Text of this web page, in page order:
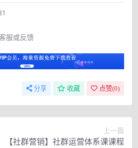
服或反馈
分享 收藏 点赞(0)
上一篇
【社群营销】社群运营体系课课程